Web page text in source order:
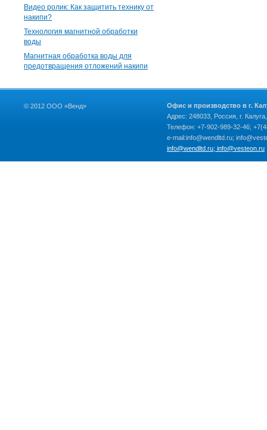
Видео ролик: Как защитить технику от
накипи?
Технология магнитной обработки
воды
Магнитная обработка воды для
предотвращения отложений накипи
© 2012 ООО «Венд»
Офис и производство в г.
Адрес: 248033, Россия, г.
Телефон: +7-902-989-32-46;
e-mail:info@wendltd.ru;
info@wendltd.ru; info@vesteon.ru